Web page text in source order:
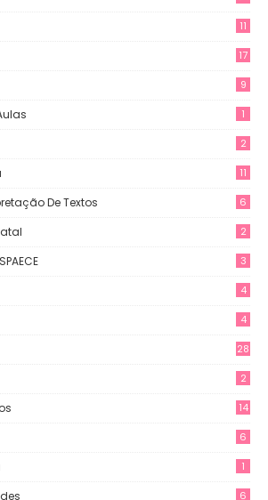
11
17
9
1
2
11
De Textos 6
2
3
4
4
28
2
14
6
1
6